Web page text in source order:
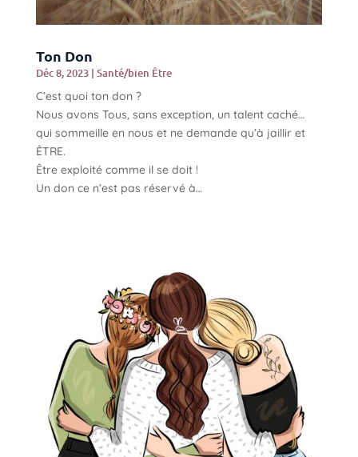
Ton Don
Déc 8, 2023| Santé/bien Être
C’est quoi ton don ?
Nous avons Tous, sans exception, un talent caché…
qui sommeille en nous et ne demande qu’à jaillir et
ÊTRE.
Être exploité comme il se doit !
Un don ce n’est pas réservé à…